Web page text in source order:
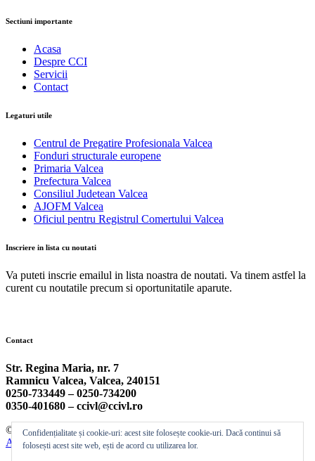
Sectiuni importante
Acasa
Despre CCI
Servicii
Contact
Legaturi utile
Centrul de Pregatire Profesionala Valcea
Fonduri structurale europene
Primaria Valcea
Prefectura Valcea
Consiliul Judetean Valcea
AJOFM Valcea
Oficiul pentru Registrul Comertului Valcea
Inscriere in lista cu noutati
Va puteti inscrie emailul in lista noastra de noutati. Va tinem astfel la
curent cu noutatile precum si oportunitatile aparute.
Contact
Str. Regina Maria, nr. 7
Ramnicu Valcea, Valcea, 240151
0250-733449 –0250-734200
0350-401680 –ccivl@ccivl.ro
© 2026 Camera de Comert si Industrie Valcea | Theme byTheme
Ansar
Confidențialitate și cookie-uri: acest site folosește cookie-uri. Dacă continui să
folosești acest site web, ești de acord cu utilizarea lor.